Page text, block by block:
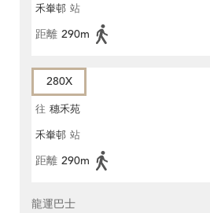
禾輋邨 站
距離 290m
280X
往 穗禾苑
禾輋邨 站
距離 290m
龍運巴士